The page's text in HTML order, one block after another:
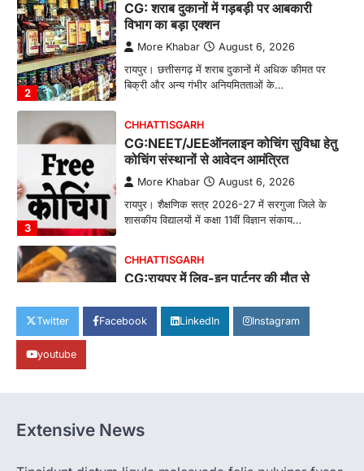
2
बिक्री और अन्य गंभीर अनियमितताओं के…
CG:NEET/JEEऑनलाइन कोचिंग सुविधा हेतु
कोचिंग संस्थानों से आवेदन आमंत्रित
रायपुर। शैक्षणिक सत्र 2026-27 में सरगुजा जिले के
शासकीय विद्यालयों में कक्षा 11वीं विज्ञान संकाय…
CG:रायपुर में लिव-इन पार्टनर की मौत से
सनसनी, हत्या का शक
रायपुर। राजधानी रायपुर से एक सनसनीखेज मामला
सामने आया है। मुजगहन थाना क्षेत्र के बोरियाकला…
CHHATTISGARH
CG: शराब दुकानों में गड़बड़ी पर आबकारी
Twitter Facebook LinkedIn Instagram
youtube
Extensive News